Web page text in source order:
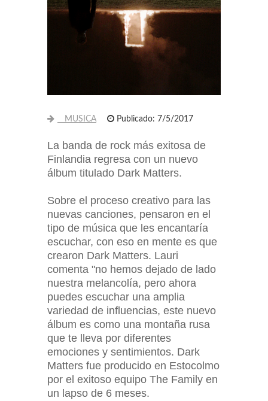
MUSICA Publicado: 7/5/2017
La banda de rock más exitosa de
Finlandia regresa con un nuevo
álbum titulado Dark Matters.
Sobre el proceso creativo para las
nuevas canciones, pensaron en el
tipo de música que les encantaría
escuchar, con eso en mente es que
crearon Dark Matters. Lauri
comenta "no hemos dejado de lado
nuestra melancolía, pero ahora
puedes escuchar una amplia
variedad de influencias, este nuevo
álbum es como una montaña rusa
que te lleva por diferentes
emociones y sentimientos. Dark
Matters fue producido en Estocolmo
por el exitoso equipo The Family en
un lapso de 6 meses.